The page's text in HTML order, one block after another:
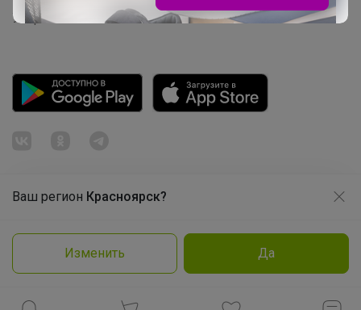
Ваш регион Красноярск?
Изменить Да
Укорачиватель ссылок
Политика конфиденциальности
Cоглашение пользователя
Рюкзаки Котофей уже в наличии! Самое
Продолжая использовать этот сайт и нажимая кнопку
Принять